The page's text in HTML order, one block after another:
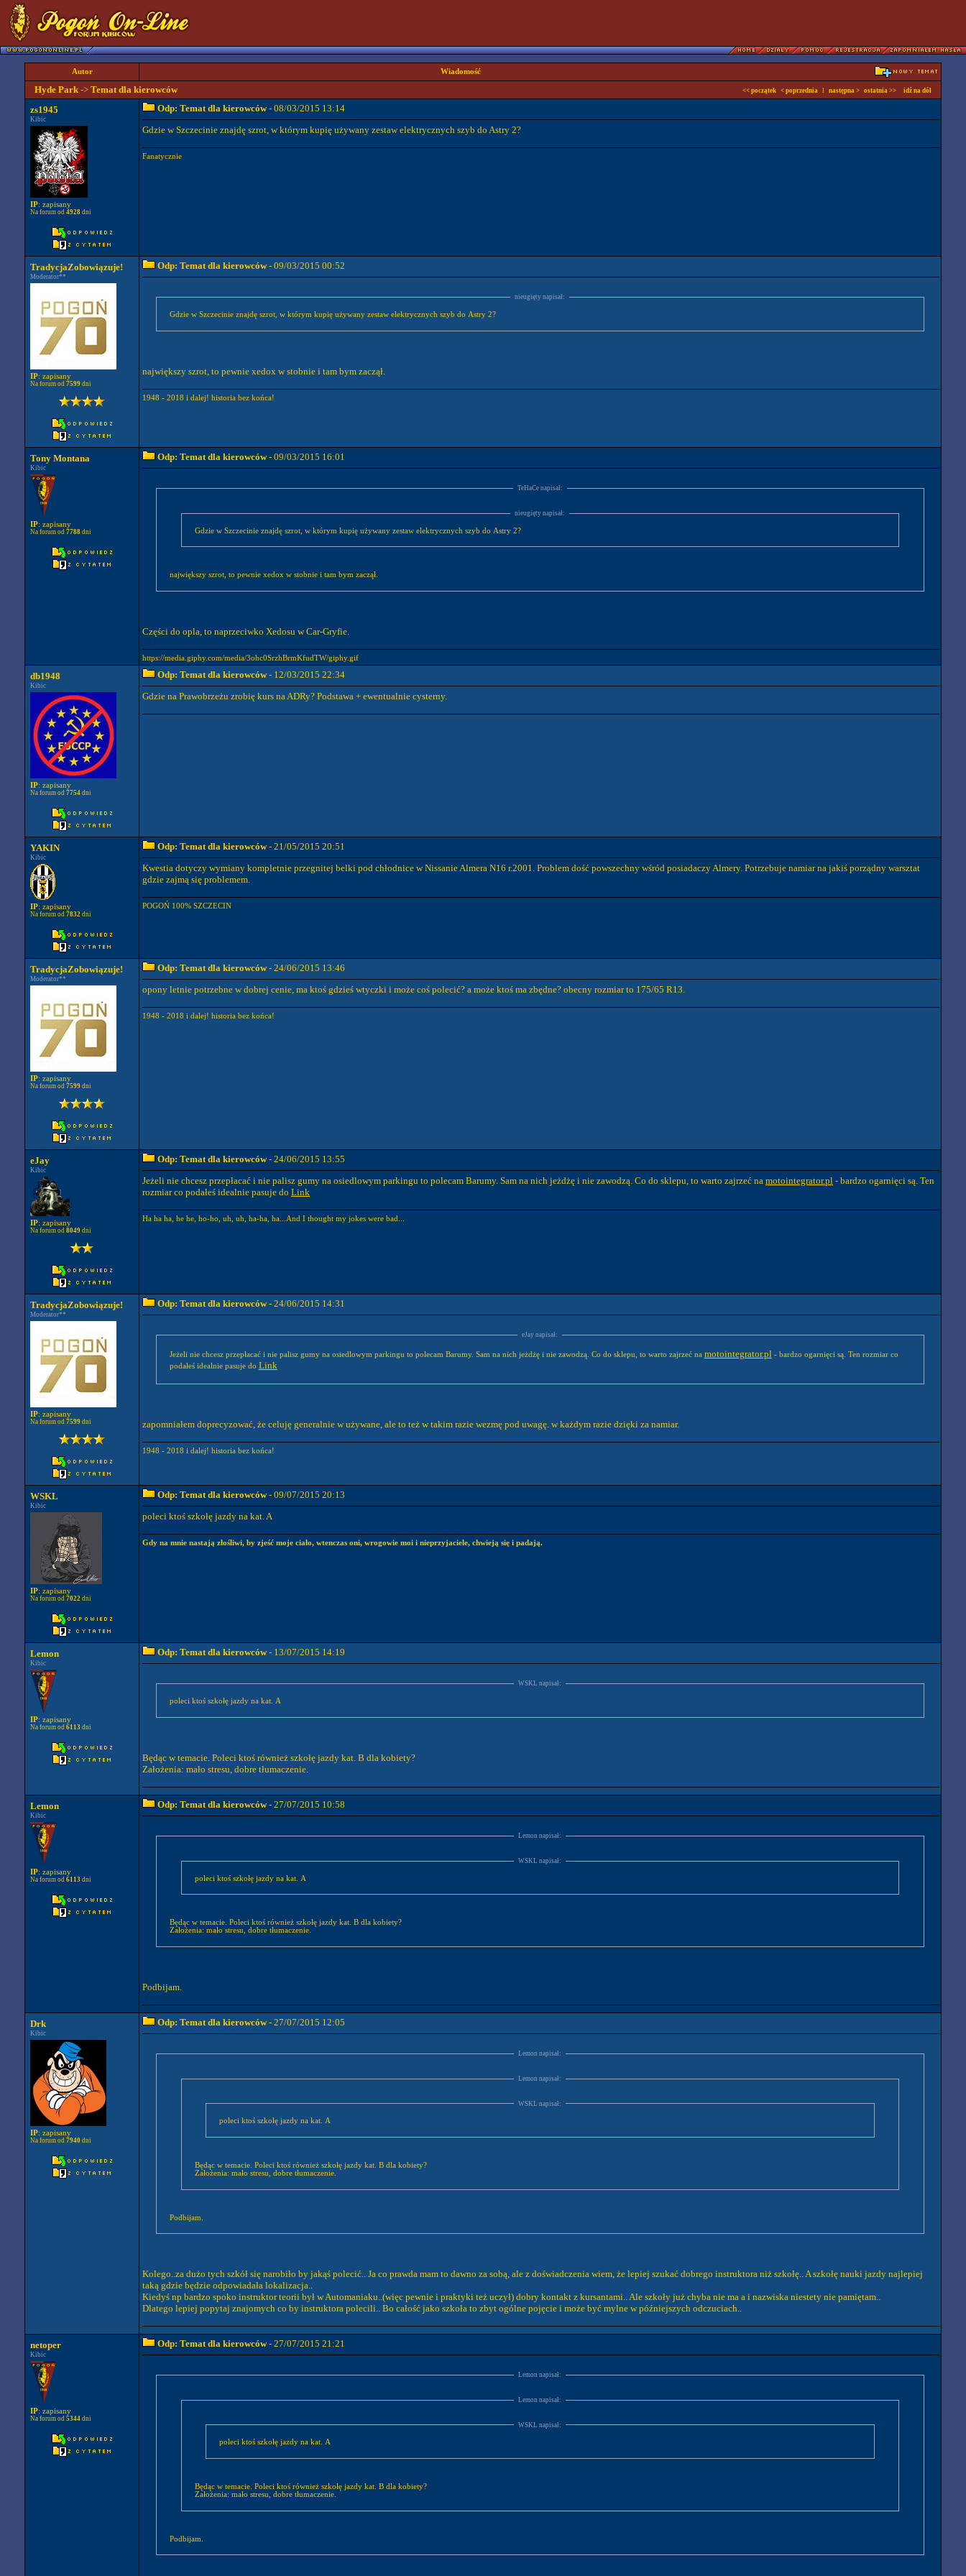
Autor Wiadomość
Hyde Park -> Temat dla kierowców << początek < poprzednia l następna > ostatnia >> idź na dół
zs1945
Kibic
IP: zapisany
Na forum od 4928 dni
Odp: Temat dla kierowców- 08/03/2015 13:14
Gdzie w Szczecinie znajdę szrot, w którym kupię używany zestaw elektrycznych szyb do Astry 2?
Fanatycznie
TradycjaZobowiązuje!
Moderator**
IP: zapisany
Na forum od 7599 dni
Odp: Temat dla kierowców- 09/03/2015 00:52
nieugięty napisał:
Gdzie w Szczecinie znajdę szrot, w którym kupię używany zestaw elektrycznych szyb do Astry 2?
największy szrot, to pewnie xedox w stobnie i tam bym zaczął.
1948 - 2018 i dalej! historia bez końca!
Tony Montana
Kibic
IP: zapisany
Na forum od 7788 dni
Odp: Temat dla kierowców- 09/03/2015 16:01
TeHaCe napisał:
nieugięty napisał:
Gdzie w Szczecinie znajdę szrot, w którym kupię używany zestaw elektrycznych szyb do Astry 2?
największy szrot, to pewnie xedox w stobnie i tam bym zaczął.
Części do opla, to naprzeciwko Xedosu w Car-Gryfie.
https://media.giphy.com/media/3ohc0SrzhBrmKfudTW/giphy.gif
db1948
Kibic
IP: zapisany
Na forum od 7754 dni
Odp: Temat dla kierowców- 12/03/2015 22:34
Gdzie na Prawobrzeżu zrobię kurs na ADRy? Podstawa + ewentualnie cysterny.
YAKIN
Kibic
IP: zapisany
Na forum od 7832 dni
Odp: Temat dla kierowców- 21/05/2015 20:51
Kwestia dotyczy wymiany kompletnie przegnitej belki pod chłodnice w Nissanie Almera N16 r.2001. Problem dość powszechny wśród posiadaczy Almery. Potrzebuje namiar na jakiś porządny warsztat
gdzie zajmą się problemem.
POGOŃ 100% SZCZECIN
TradycjaZobowiązuje!
Moderator**
IP: zapisany
Na forum od 7599 dni
Odp: Temat dla kierowców- 24/06/2015 13:46
opony letnie potrzebne w dobrej cenie, ma ktoś gdzieś wtyczki i może coś polecić? a może ktoś ma zbędne? obecny rozmiar to 175/65 R13.
1948 - 2018 i dalej! historia bez końca!
eJay
Kibic
IP: zapisany
Na forum od 8049 dni
Odp: Temat dla kierowców- 24/06/2015 13:55
Jeżeli nie chcesz przepłacać i nie palisz gumy na osiedlowym parkingu to polecam Barumy. Sam na nich jeżdżę i nie zawodzą. Co do sklepu, to warto zajrzeć na motointegrator.pl - bardzo ogarnięci są. Ten
rozmiar co podałeś idealnie pasuje do Link
Ha ha ha, he he, ho-ho, uh, uh, ha-ha, ha...And I thought my jokes were bad...
TradycjaZobowiązuje!
Moderator**
IP: zapisany
Na forum od 7599 dni
Odp: Temat dla kierowców- 24/06/2015 14:31
eJay napisał:
Jeżeli nie chcesz przepłacać i nie palisz gumy na osiedlowym parkingu to polecam Barumy. Sam na nich jeżdżę i nie zawodzą. Co do sklepu, to warto zajrzeć na motointegrator.pl - bardzo ogarnięci są. Ten rozmiar co
podałeś idealnie pasuje do Link
zapomniałem doprecyzować, że celuję generalnie w używane, ale to też w takim razie wezmę pod uwagę. w każdym razie dzięki za namiar.
1948 - 2018 i dalej! historia bez końca!
WSKL
Kibic
IP: zapisany
Na forum od 7022 dni
Odp: Temat dla kierowców- 09/07/2015 20:13
poleci ktoś szkołę jazdy na kat. A
Gdy na mnie nastają złośliwi, by zjeść moje ciało, wtenczas oni, wrogowie moi i nieprzyjaciele, chwieją się i padają.
Lemon
Kibic
IP: zapisany
Na forum od 6113 dni
Odp: Temat dla kierowców- 13/07/2015 14:19
WSKL napisał:
poleci ktoś szkołę jazdy na kat. A
Będąc w temacie. Poleci ktoś również szkołę jazdy kat. B dla kobiety?
Założenia: mało stresu, dobre tłumaczenie.
Lemon
Kibic
IP: zapisany
Na forum od 6113 dni
Odp: Temat dla kierowców- 27/07/2015 10:58
Lemon napisał:
WSKL napisał:
poleci ktoś szkołę jazdy na kat. A
Będąc w temacie. Poleci ktoś również szkołę jazdy kat. B dla kobiety?
Założenia: mało stresu, dobre tłumaczenie.
Podbijam.
Drk
Kibic
IP: zapisany
Na forum od 7940 dni
Odp: Temat dla kierowców- 27/07/2015 12:05
Lemon napisał:
Lemon napisał:
WSKL napisał:
poleci ktoś szkołę jazdy na kat. A
Będąc w temacie. Poleci ktoś również szkołę jazdy kat. B dla kobiety?
Założenia: mało stresu, dobre tłumaczenie.
Podbijam.
Kolego..za dużo tych szkół się narobiło by jakąś polecić.. Ja co prawda mam to dawno za sobą, ale z doświadczenia wiem, że lepiej szukać dobrego instruktora niż szkołę.. A szkołę nauki jazdy najlepiej
taką gdzie będzie odpowiadała lokalizacja..
Kiedyś np bardzo spoko instruktor teorii był w Automaniaku..(więc pewnie i praktyki też uczył) dobry kontakt z kursantami.. Ale szkoły już chyba nie ma a i nazwiska niestety nie pamiętam..
Dlatego lepiej popytaj znajomych co by instruktora polecili.. Bo całość jako szkoła to zbyt ogólne pojęcie i może być mylne w późniejszych odczuciach..
netoper
Kibic
IP: zapisany
Na forum od 5344 dni
Odp: Temat dla kierowców- 27/07/2015 21:21
Lemon napisał:
Lemon napisał:
WSKL napisał:
poleci ktoś szkołę jazdy na kat. A
Będąc w temacie. Poleci ktoś również szkołę jazdy kat. B dla kobiety?
Założenia: mało stresu, dobre tłumaczenie.
Podbijam.